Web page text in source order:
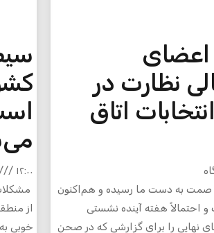
نظارت در
اتاق
صمت به دست ما رسیده و هم‌اکنون
احتمالاً هفته آینده نشستی
نهایی را برای گزارشی که در صحن
۱۲:۰۰
از
خوبی